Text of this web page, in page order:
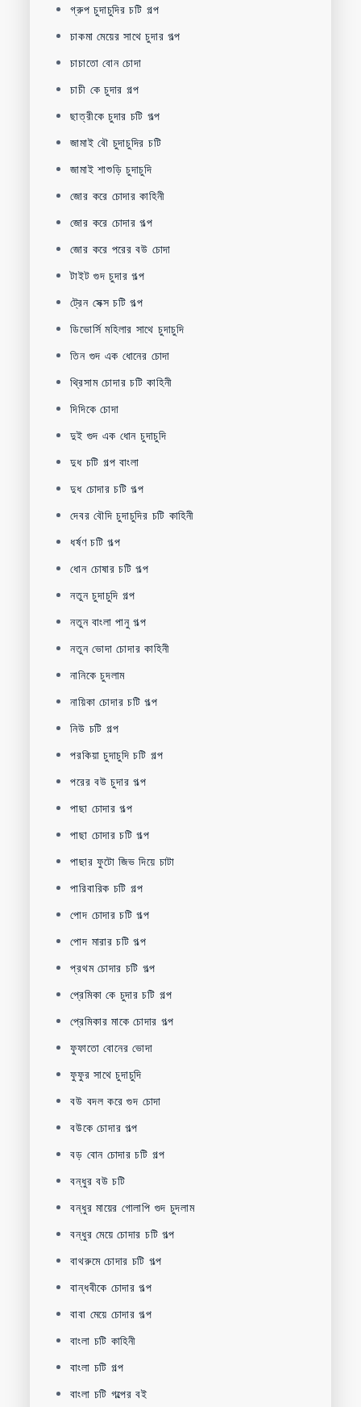
গ্রুপ চুদাচুদির চটি গল্প
চাকমা মেয়ের সাথে চুদার গল্প
চাচাতো বোন চোদা
চাচী কে চুদার গল্প
ছাত্রীকে চুদার চটি গল্প
জামাই বৌ চুদাচুদির চটি
জামাই শাশুড়ি চুদাচুদি
জোর করে চোদার কাহিনী
জোর করে চোদার গল্প
জোর করে পরের বউ চোদা
টাইট গুদ চুদার গল্প
ট্রেন সেক্স চটি গল্প
ডিভোর্সি মহিলার সাথে চুদাচুদি
তিন গুদ এক ধোনের চোদা
থ্রিসাম চোদার চটি কাহিনী
দিদিকে চোদা
দুই গুদ এক ধোন চুদাচুদি
দুধ চটি গল্প বাংলা
দুধ চোদার চটি গল্প
দেবর বৌদি চুদাচুদির চটি কাহিনী
ধর্ষণ চটি গল্প
ধোন চোষার চটি গল্প
নতুন চুদাচুদি গল্প
নতুন বাংলা পানু গল্প
নতুন ভোদা চোদার কাহিনী
নানিকে চুদলাম
নায়িকা চোদার চটি গল্প
নিউ চটি গল্প
পরকিয়া চুদাচুদি চটি গল্প
পরের বউ চুদার গল্প
পাছা চোদার গল্প
পাছা চোদার চটি গল্প
পাছার ফুটো জিভ দিয়ে চাটা
পারিবারিক চটি গল্প
পোদ চোদার চটি গল্প
পোদ মারার চটি গল্প
প্রথম চোদার চটি গল্প
প্রেমিকা কে চুদার চটি গল্প
প্রেমিকার মাকে চোদার গল্প
ফুফাতো বোনের ভোদা
ফুফুর সাথে চুদাচুদি
বউ বদল করে গুদ চোদা
বউকে চোদার গল্প
বড় বোন চোদার চটি গল্প
বন্ধুর বউ চটি
বন্ধুর মায়ের গোলাপি গুদ চুদলাম
বন্ধুর মেয়ে চোদার চটি গল্প
বাথরুমে চোদার চটি গল্প
বান্ধবীকে চোদার গল্প
বাবা মেয়ে চোদার গল্প
বাংলা চটি কাহিনী
বাংলা চটি গল্প
বাংলা চটি গল্পের বই